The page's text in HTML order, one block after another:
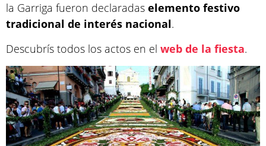
la Garriga fueron declaradas elemento festivo
tradicional de interés nacional.
Descubrís todos los actos en el web de la fiesta.